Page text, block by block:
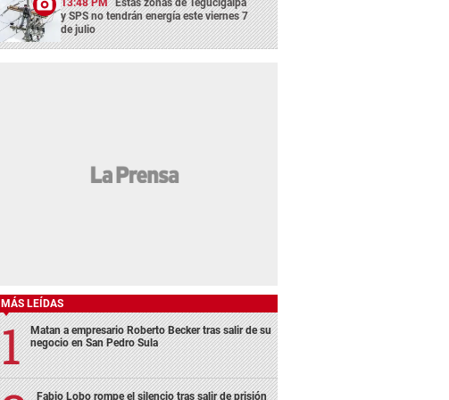
y SPS no tendrán energía este viernes 7
de julio
MÁS LEÍDAS
Matan a empresario Roberto Becker tras salir de su
negocio en San Pedro Sula
Fabio Lobo rompe el silencio tras salir de prisión